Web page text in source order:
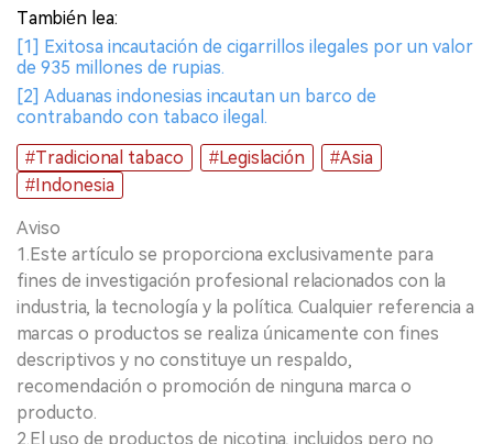
También lea:
[1] Exitosa incautación de cigarrillos ilegales por un valor
de 935 millones de rupias.
[2] Aduanas indonesias incautan un barco de
contrabando con tabaco ilegal.
#Tradicional tabaco
#Legislación
#Asia
#Indonesia
Aviso
1.Este artículo se proporciona exclusivamente para
fines de investigación profesional relacionados con la
industria, la tecnología y la política. Cualquier referencia a
marcas o productos se realiza únicamente con fines
descriptivos y no constituye un respaldo,
recomendación o promoción de ninguna marca o
producto.
2.El uso de productos de nicotina, incluidos pero no